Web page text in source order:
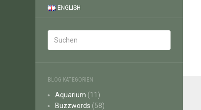
ENGLISH
BLOG-KATEGORIEN
Aquarium (11)
Buzzwords (58)